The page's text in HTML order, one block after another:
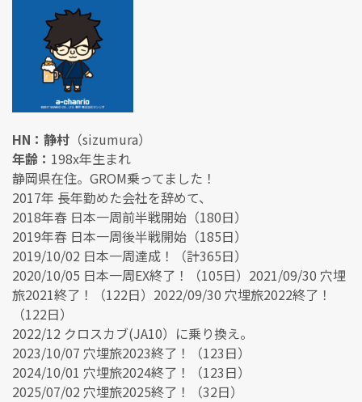
HN：静村 （sizumura）
年齢： 198x年生まれ
静岡県在住。GROM乗ってました！
2017年 長年勤めた会社を辞めて、
2018年春 日本一周前半戦開始（180日）
2019年春 日本一周後半戦開始（185日）
2019/10/02 日本一周達成！（計365日）
2020/10/05 日本一周EX終了！（105日）2021/09/30 穴埋
旅2021終了！（122日）2022/09/30 穴埋旅2022終了！
（122日）
2022/12 クロスカブ(JA10）に乗り換え。
2023/10/07 穴埋旅2023終了！（123日）
2024/10/01 穴埋旅2024終了！（123日）
2025/07/02 穴埋旅2025終了！（32日）